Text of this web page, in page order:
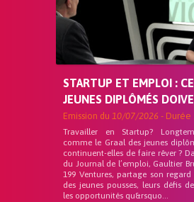
STARTUP ET EMPLOI :
JEUNES DIPLÔMÉS
Emission du 10/07/2026 - Durée
Travailler en Startup?
comme le Graal des jeunes
continuent-elles de faire rêver ?
du Journal de l’emploi, Gaultier
199 Ventures, partage son
des jeunes pousses, leurs défis
les opportunités qu&rsquo...